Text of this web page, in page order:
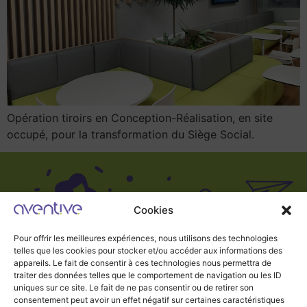
Cookies
Pour offrir les meilleures expériences, nous utilisons des technologies
telles que les cookies pour stocker et/ou accéder aux informations des
appareils. Le fait de consentir à ces technologies nous permettra de
traiter des données telles que le comportement de navigation ou les ID
uniques sur ce site. Le fait de ne pas consentir ou de retirer son
consentement peut avoir un effet négatif sur certaines caractéristiques
Opération tiroirs en Conception-Réalisation, en site
occupé, pour la transformation du Siège Social.